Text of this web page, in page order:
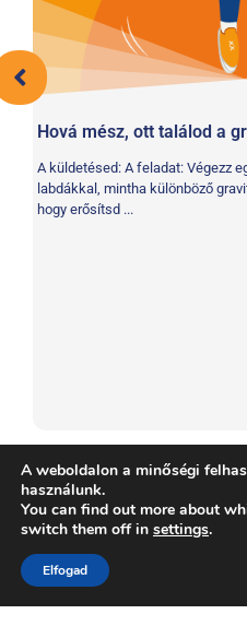
Hová mész, ott találod a
A küldetésed: A feladat: Végezz
labdákkal, mintha különböző
hogy erősítsd ...
A weboldalon a minőségi
használunk.
You can find out more about
switch them off in settings.
Elfogad